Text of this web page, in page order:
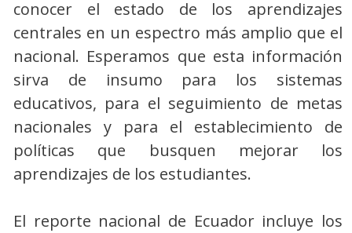
conocer el estado de los aprendizajes
centrales en un espectro más amplio que el
nacional. Esperamos que esta información
sirva de insumo para los sistemas
educativos, para el seguimiento de metas
nacionales y para el establecimiento de
políticas que busquen mejorar los
aprendizajes de los estudiantes.
El reporte nacional de Ecuador incluye los